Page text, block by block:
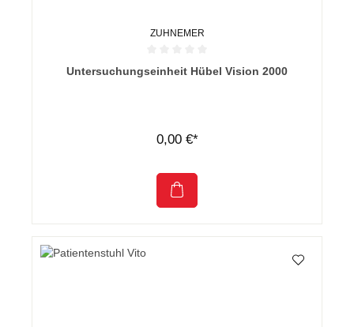
ZUHNEMER
Durchschnittliche Bewertung von 0 von 5 Sternen
Untersuchungseinheit Hübel Vision 2000
0,00 €*